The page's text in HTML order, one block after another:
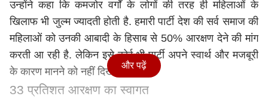
उन्होंने कहा कि कमजोर वर्गों के लोगों की तरह ही महिलाओं के
खिलाफ भी जुल्म ज्यादती होती है. हमारी पार्टी देश की सर्व समाज की
महिलाओं को उनकी आबादी के हिसाब से 50% आरक्षण देने की मांग
करती आ रही है. लेकिन इसे कोई भी पार्टी अपने स्वार्थ और मजबूरी
के कारण मानने को नहीं दिखती.
33 प्रतिशत आरक्षण का स्वागत
और पढ़ें